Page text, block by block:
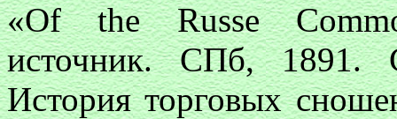
«Of the Russe
источник. СПб,
История торговых